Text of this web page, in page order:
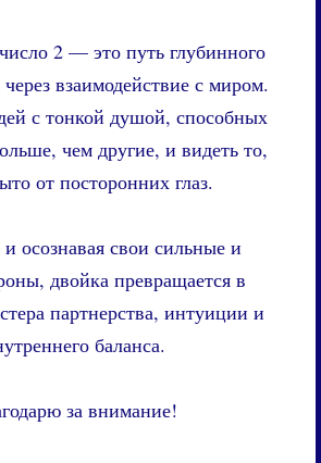
2 — это путь глубинного
взаимодействие с миром.
с тонкой душой, способных
чем другие, и видеть то,
от посторонних глаз.
и осознавая свои сильные и
двойка превращается в
партнерства, интуиции и
баланса.
за внимание!